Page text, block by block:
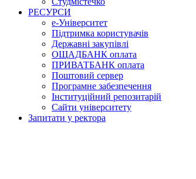
РЕСУРСИ
е-Університет
Підтримка користувачів
Державні закупівлі
ОЩАДБАНК оплата
ПРИВАТБАНК оплата
Поштовий сервер
Програмне забезпечення
Інституційний репозитарій
Сайти університету
Запитати у ректора